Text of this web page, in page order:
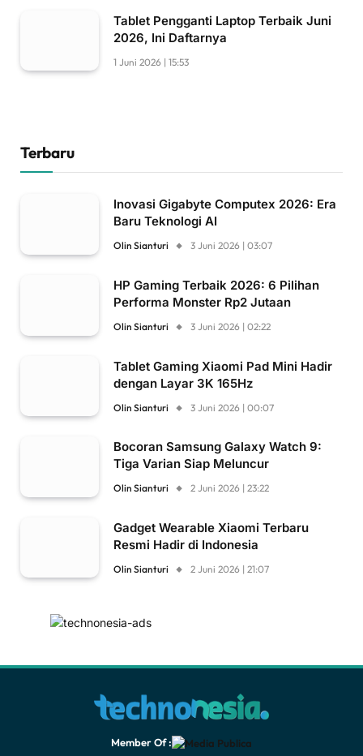
Tablet Pengganti Laptop Terbaik Juni
2026, Ini Daftarnya
1 Juni 2026 | 15:53
Terbaru
Inovasi Gigabyte Computex 2026: Era
Baru Teknologi AI
Olin Sianturi 3 Juni 2026 | 03:07
HP Gaming Terbaik 2026: 6 Pilihan
Performa Monster Rp2 Jutaan
Olin Sianturi 3 Juni 2026 | 02:22
Tablet Gaming Xiaomi Pad Mini Hadir
dengan Layar 3K 165Hz
Olin Sianturi 3 Juni 2026 | 00:07
Bocoran Samsung Galaxy Watch 9:
Tiga Varian Siap Meluncur
Olin Sianturi 2 Juni 2026 | 23:22
Gadget Wearable Xiaomi Terbaru
Resmi Hadir di Indonesia
Olin Sianturi 2 Juni 2026 | 21:07
Member Of :